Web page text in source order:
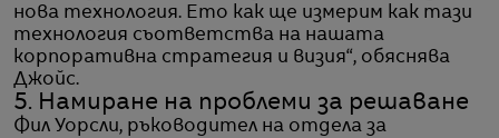
нова технология. Ето как ще измерим как тази
технология съответства на нашата
корпоративна стратегия и визия“, обяснява
Джойс.
5. Намиране на проблеми за решаване
Фил Уорсли, ръководител на отдела за